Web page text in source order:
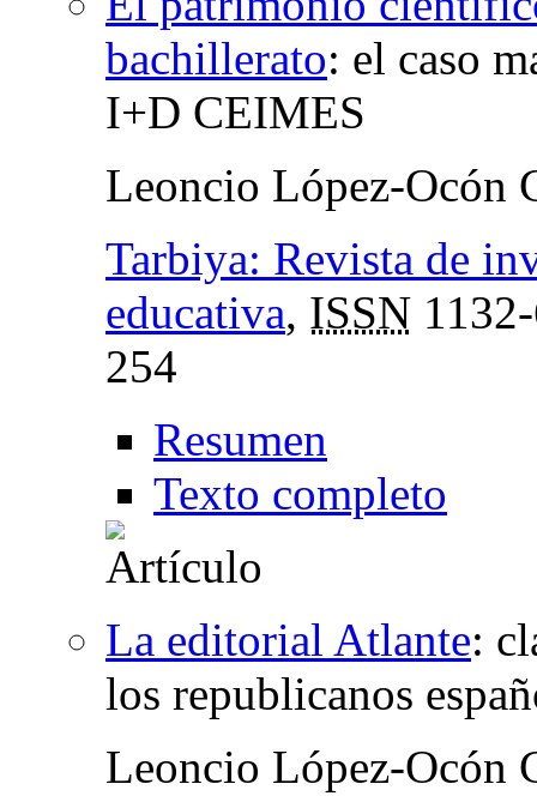
bachillerato: el caso
I+D CEIMES
Leoncio López-Ocón
Tarbiya: Revista de
educativa, ISSN
254
Resumen
Texto completo
La editorial Atlante:
los republicanos
Leoncio López-Ocón